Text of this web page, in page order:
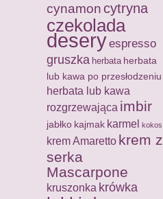
cynamoncytryna
czekolada
deseryespresso
gruszka herbata herbata
lub kawa po przesłodzeniu
herbata lub kawa
rozgrzewająca imbir
jabłko kajmak karmel kokos
krem Amaretto krem z
serka
Mascarpone
kruszonka krówka